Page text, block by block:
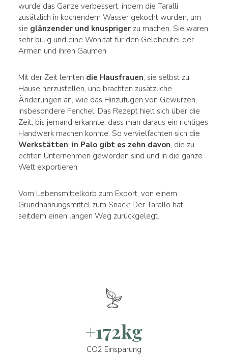
wurde das Ganze verbessert, indem die Taralli
zusätzlich in kochendem Wasser gekocht wurden, um
sie glänzender und knusprigerzu machen. Sie waren
sehr billig und eine Wohltat für den Geldbeutel der
Armen und ihren Gaumen.
Mit der Zeit lernten die Hausfrauen, sie selbst zu
Hause herzustellen, und brachten zusätzliche
Änderungen an, wie das Hinzufügen von Gewürzen,
insbesondere Fenchel. Das Rezept hielt sich über die
Zeit, bis jemand erkannte, dass man daraus ein richtiges
Handwerk machen konnte. So vervielfachten sich die
Werkstätten: in Palo gibt es zehn davon, die zu
echten Unternehmen geworden sind und in die ganze
Welt exportieren.
Vom Lebensmittelkorb zum Export, von einem
Grundnahrungsmittel zum Snack: Der Tarallo hat
seitdem einen langen Weg zurückgelegt.
+172kg
CO2 Einsparung